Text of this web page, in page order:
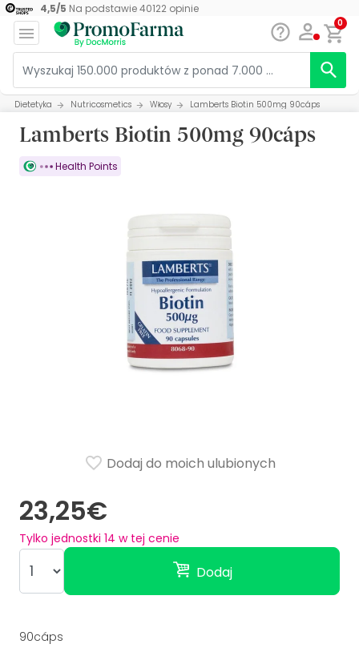
4,5/5 Na podstawie40122opinie
0
Dietetyka Nutricosmetics Włosy Lamberts Biotin 500mg 90cáps
Lamberts Biotin 500mg 90cáps
Health Points
23,25€
Tylko jednostki 14 w tej cenie
Dodaj
Dodaj do moich ulubionych
90cáps